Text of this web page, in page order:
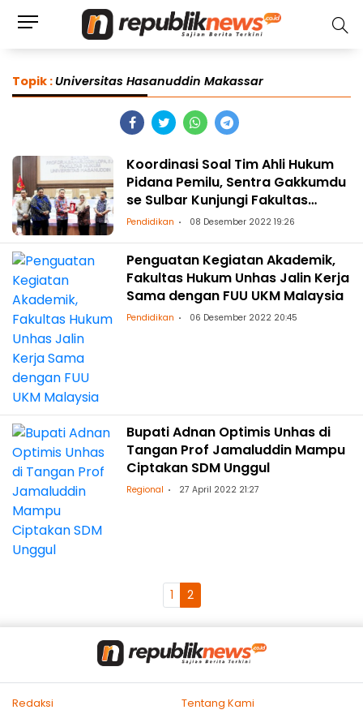
Topik :Universitas Hasanuddin Makassar
Koordinasi Soal Tim Ahli Hukum
Pidana Pemilu, Sentra Gakkumdu
se Sulbar Kunjungi Fakultas
Hukum Unhas
Pendidikan 08 Desember 2022 19:26
Penguatan Kegiatan Akademik,
Fakultas Hukum Unhas Jalin Kerja
Sama dengan FUU UKM Malaysia
Pendidikan 06 Desember 2022 20:45
Bupati Adnan Optimis Unhas di
Tangan Prof Jamaluddin Mampu
Ciptakan SDM Unggul
Regional 27 April 2022 21:27
1 2
Redaksi
Tentang Kami